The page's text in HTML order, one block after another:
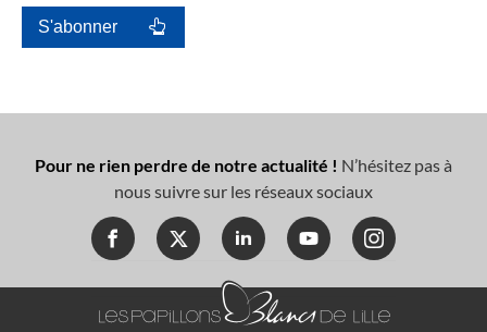
Pour ne rien perdre de notre actualité ! N’hésitez pas à
nous suivre sur les réseaux sociaux